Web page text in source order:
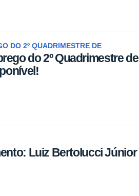
DO 2º QUADRIMESTRE DE
do 2º Quadrimestre de
Luiz Bertolucci Júnior